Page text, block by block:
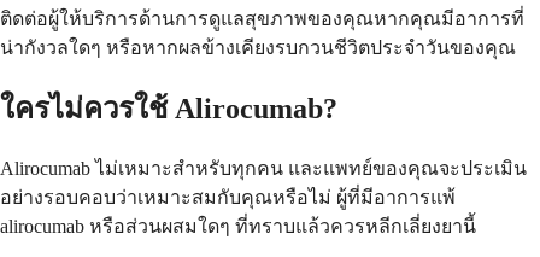
ติดต่อผู้ให้บริการด้านการดูแลสุขภาพของคุณหากคุณมีอาการที่
น่ากังวลใดๆ หรือหากผลข้างเคียงรบกวนชีวิตประจำวันของคุณ
ใครไม่ควรใช้ Alirocumab?
Alirocumab ไม่เหมาะสำหรับทุกคน และแพทย์ของคุณจะประเมิน
อย่างรอบคอบว่าเหมาะสมกับคุณหรือไม่ ผู้ที่มีอาการแพ้
alirocumab หรือส่วนผสมใดๆ ที่ทราบแล้วควรหลีกเลี่ยงยานี้